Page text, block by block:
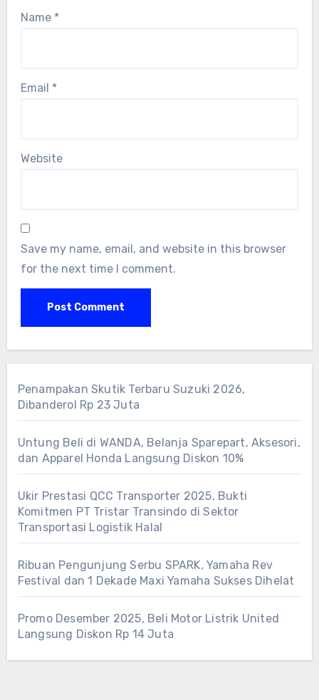
Name *
Email *
Website
Save my name, email, and website in this browser
for the next time I comment.
Penampakan Skutik Terbaru Suzuki 2026,
Dibanderol Rp 23 Juta
Untung Beli di WANDA, Belanja Sparepart, Aksesori,
dan Apparel Honda Langsung Diskon 10%
Ukir Prestasi QCC Transporter 2025, Bukti
Komitmen PT Tristar Transindo di Sektor
Transportasi Logistik Halal
Ribuan Pengunjung Serbu SPARK, Yamaha Rev
Festival dan 1 Dekade Maxi Yamaha Sukses Dihelat
Promo Desember 2025, Beli Motor Listrik United
Langsung Diskon Rp 14 Juta